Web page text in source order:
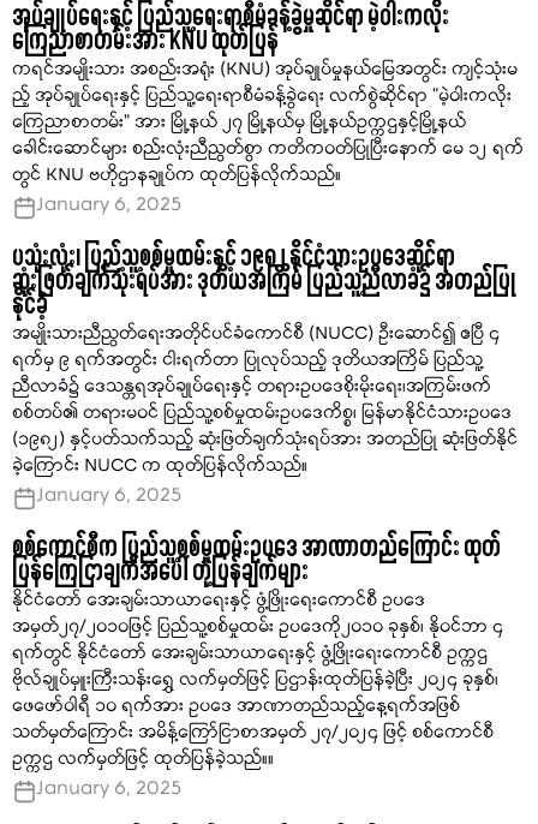
အုပ်ချုပ်ရေးနှင့် ပြည်သူ့ရေးရာစီမံခန့်ခွဲမှုဆိုင်ရာ မဲ့ဝါးကလိုး
ကြေညာစာတမ်းအား KNU ထုတ်ပြန်
ကရင်အမျိုးသား အစည်းအရုံး (KNU) အုပ်ချုပ်မှုနယ်မြေအတွင်း ကျင့်သုံးမ
ည့် အုပ်ချုပ်ရေးနှင့် ပြည်သူ့ရေးရာစီမံခန့်ခွဲရေး လက်စွဲဆိုင်ရာ "မဲ့ဝါးကလိုး
ကြေညာစာတမ်း" အား မြို့နယ် ၂၇ မြို့နယ်မှ မြို့နယ်ဥက္ကဌနှင့်မြို့နယ်
ခေါင်းဆောင်များ စည်းလုံးညီညွတ်စွာ ကတိကဝတ်ပြုပြီးနောက် မေ ၁၂ ရက်
တွင် KNU ဗဟိုဌာနချုပ်က ထုတ်ပြန်လိုက်သည်။
January 6, 2025
ပသုံးလုံး၊ ပြည်သူ့စစ်မှုထမ်းနှင့် ၁၉၈၂ နိုင်ငံသားဥပဒေဆိုင်ရာ
ဆုံးဖြတ်ချက်သုံးရပ်အား ဒုတိယအကြိမ် ပြည်သူ့ညီလာခံ၌ အတည်ပြု
နိုင်ခဲ့
အမျိုးသားညီညွတ်ရေးအတိုင်ပင်ခံကောင်စီ (NUCC) ဦးဆောင်၍ ဧပြီ ၄
ရက်မှ ၉ ရက်အတွင်း ငါးရက်တာ ပြုလုပ်သည့် ဒုတိယအကြိမ် ပြည်သူ့
ညီလာခံ၌ ဒေသန္တရအုပ်ချုပ်ရေးနှင့် တရားဥပဒေစိုးမိုးရေး၊အကြမ်းဖက်
စစ်တပ်၏ တရားမဝင် ပြည်သူ့စစ်မှုထမ်းဥပဒေကိစ္စ၊ မြန်မာနိုင်ငံသားဥပဒေ
(၁၉၈၂) နှင့်ပတ်သက်သည့် ဆုံးဖြတ်ချက်သုံးရပ်အား အတည်ပြု ဆုံးဖြတ်နိုင်
ခဲ့ကြောင်း NUCC က ထုတ်ပြန်လိုက်သည်။
January 6, 2025
စစ်ကောင်စီက ပြည်သူ့စစ်မှုထမ်းဥပဒေ အာဏာတည်ကြောင်း ထုတ်
ပြန်ကြေငြာချက်အပေါ် တုံ့ပြန်ချက်များ
နိုင်ငံတော် အေးချမ်းသာယာရေးနှင့် ဖွံ့ဖြိုးရေးကောင်စီ ဥပဒေ
အမှတ်၂၇/၂၀၁၀ဖြင့် ပြည်သူ့စစ်မှုထမ်း ဥပဒေကို၂၀၁၀ ခုနှစ်၊ နိုဝင်ဘာ ၄
ရက်တွင် နိုင်ငံတော် အေးချမ်းသာယာရေးနှင့် ဖွံ့ဖြိုးရေးကောင်စီ ဥက္ကဌ
ဗိုလ်ချုပ်မှူးကြီးသန်းရွှေ လက်မှတ်ဖြင့် ပြဌာန်းထုတ်ပြန်ခဲ့ပြီး ၂၀၂၄ ခုနှစ်၊
ဖေဖော်ဝါရီ ၁၀ ရက်အား ဥပဒေ အာဏာတည်သည့်နေ့ရက်အဖြစ်
သတ်မှတ်ကြောင်း အမိန့်ကြော်ငြာစာအမှတ် ၂၇/၂၀၂၄ ဖြင့် စစ်ကောင်စီ
ဥက္ကဌ လက်မှတ်ဖြင့် ထုတ်ပြန်ခဲ့သည်။။
January 6, 2025